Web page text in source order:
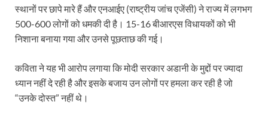
स्थानों पर छापे मारे हैं और एनआईए (राष्ट्रीय जांच एजेंसी) ने राज्य में लगभग
500-600 लोगों को धमकी दी है। 15-16 बीआरएस विधायकों को भी
निशाना बनाया गया और उनसे पूछताछ की गई।
कविता ने यह भी आरोप लगाया कि मोदी सरकार अडानी के मुद्दों पर ज्यादा
ध्यान नहीं दे रही है और इसके बजाय उन लोगों पर हमला कर रही है जो
“उनके दोस्त” नहीं थे।